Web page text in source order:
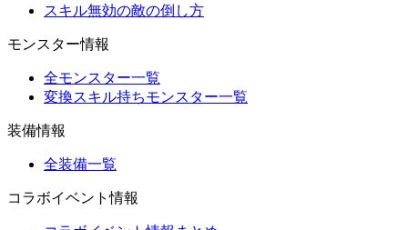
スキル無効の敵の倒し方
モンスター情報
全モンスター一覧
変換スキル持ちモンスター一覧
装備情報
全装備一覧
コラボイベント情報